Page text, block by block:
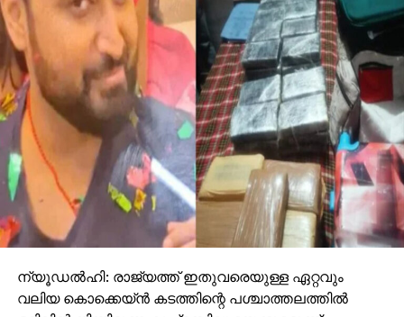
ന്യൂഡല്‍ഹി: രാജ്യത്ത് ഇതുവരെയുള്ള ഏറ്റവും
വലിയ കൊക്കെയ്ന്‍ കടത്തിന്റെ പശ്ചാത്തലത്തില്‍